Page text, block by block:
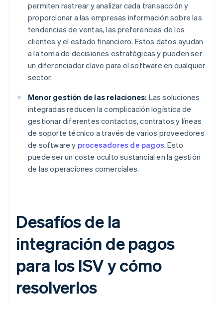
permiten rastrear y analizar cada transacción y
proporcionar a las empresas información sobre las
tendencias de ventas, las preferencias de los
clientes y el estado financiero. Estos datos ayudan
a la toma de decisiones estratégicas y pueden ser
un diferenciador clave para el software en cualquier
sector.
Menor gestión de las relaciones: Las soluciones
integradas reducen la complicación logística de
gestionar diferentes contactos, contratos y líneas
de soporte técnico a través de varios proveedores
de software y procesadores de pagos. Esto
puede ser un coste oculto sustancial en la gestión
de las operaciones comerciales.
Desafíos de la
integración de pagos
para los ISV y cómo
resolverlos